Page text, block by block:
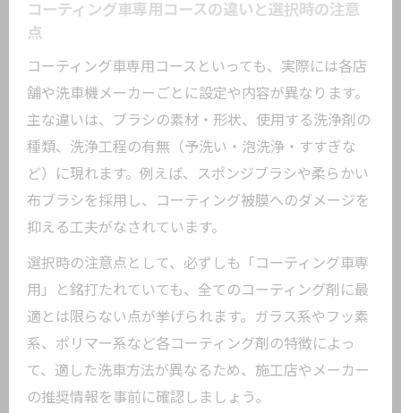
コーティング車専用コースの違いと選択時の注意
点
コーティング車専用コースといっても、実際には各店
舗や洗車機メーカーごとに設定や内容が異なります。
主な違いは、ブラシの素材・形状、使用する洗浄剤の
種類、洗浄工程の有無（予洗い・泡洗浄・すすぎな
ど）に現れます。例えば、スポンジブラシや柔らかい
布ブラシを採用し、コーティング被膜へのダメージを
抑える工夫がなされています。
選択時の注意点として、必ずしも「コーティング車専
用」と銘打たれていても、全てのコーティング剤に最
適とは限らない点が挙げられます。ガラス系やフッ素
系、ポリマー系など各コーティング剤の特徴によっ
て、適した洗車方法が異なるため、施工店やメーカー
の推奨情報を事前に確認しましょう。